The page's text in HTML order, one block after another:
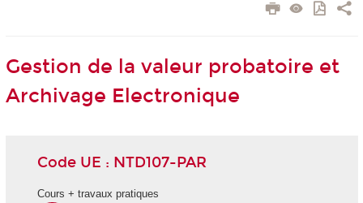
Gestion de la valeur probatoire et
Archivage Electronique
Code UE : NTD107-PAR
Cours + travaux pratiques